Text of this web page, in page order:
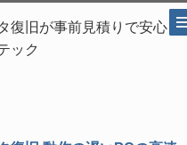
復旧が事前見積りで安心、
ック